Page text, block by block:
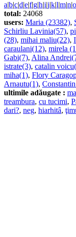
a|b|c|d|e|f|g|h|i|j|k|l|m|n|o
total: 24068
users: Maria (23382),
Schirliu Lavinia(57),
(28), mihai maliu(22),
caraulani(12), mirela
Gabi(7), Alina
istrate(3), catalin
miha(1), Flory
Arnautu(1),
ultimile adăugate :
treambura, cu tucimi,
dari?, neg, hiarhitâ,